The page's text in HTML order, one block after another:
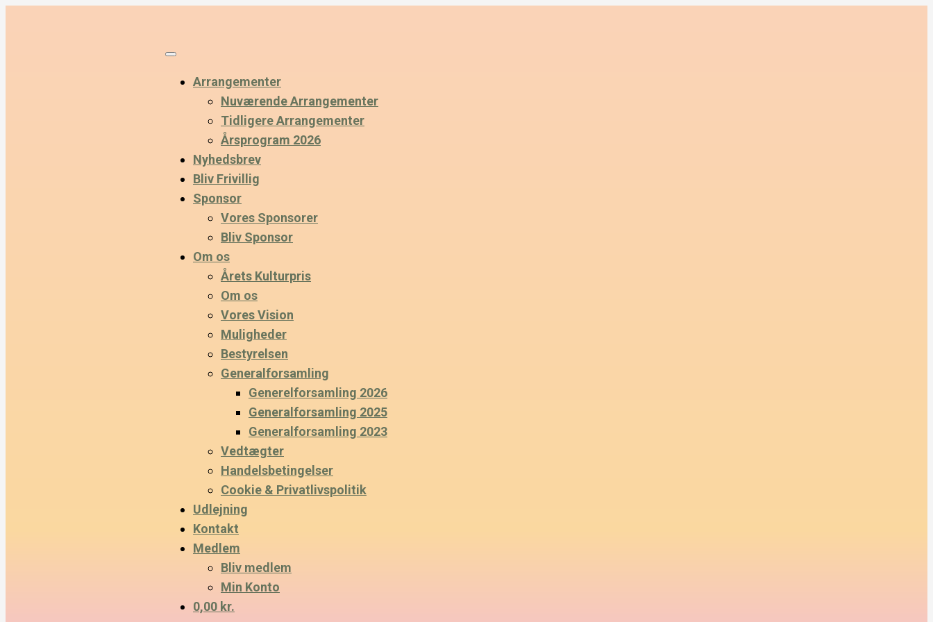
Arrangementer
Nuværende Arrangementer
Tidligere Arrangementer
Årsprogram 2026
Nyhedsbrev
Bliv Frivillig
Sponsor
Vores Sponsorer
Bliv Sponsor
Om os
Årets Kulturpris
Om os
Vores Vision
Muligheder
Bestyrelsen
Generalforsamling
Generelforsamling 2026
Generalforsamling 2025
Generalforsamling 2023
Vedtægter
Handelsbetingelser
Cookie & Privatlivspolitik
Udlejning
Kontakt
Medlem
Bliv medlem
Min Konto
0,00 kr.